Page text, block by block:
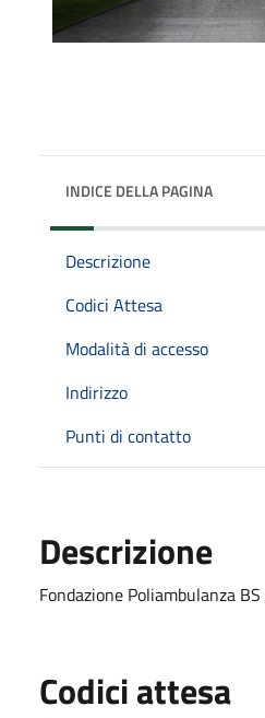
INDICE DELLA PAGINA
Descrizione
Codici Attesa
Modalità di accesso
Indirizzo
Punti di contatto
Descrizione
Fondazione Poliambulanza
Codici attesa